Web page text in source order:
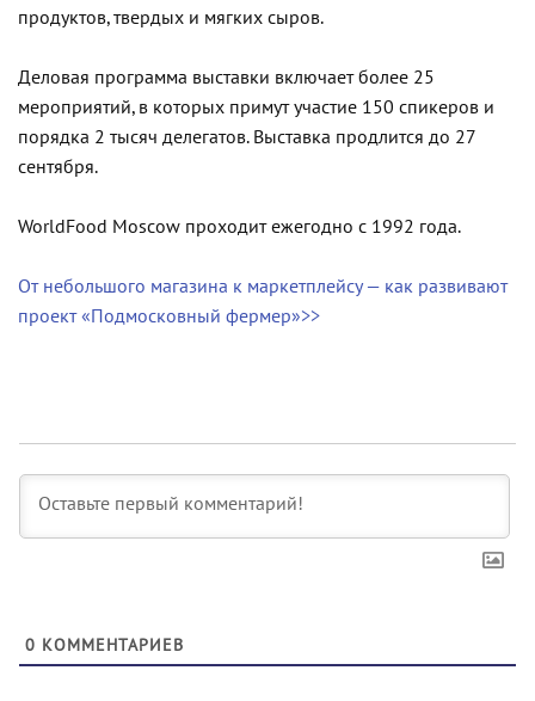
продуктов, твердых и мягких сыров.
Деловая программа выставки включает более 25
мероприятий, в которых примут участие 150 спикеров и
порядка 2 тысяч делегатов. Выставка продлится до 27
сентября.
WorldFood Moscow проходит ежегодно с 1992 года.
От небольшого магазина к маркетплейсу — как развивают
проект «Подмосковный фермер»>>
0 КОММЕНТАРИЕВ